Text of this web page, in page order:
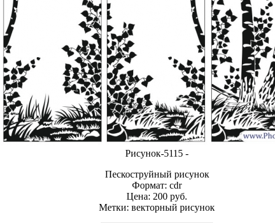
Рисунок-5115 -
Пескоструйный рисунок
Формат: cdr
Цена: 200 руб.
Метки: векторный рисунок